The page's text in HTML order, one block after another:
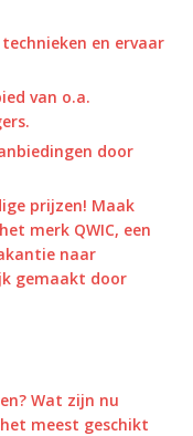
en ervaar
van o.a.
door
prijzen! Maak
merk QWIC, een
naar
gemaakt door
Wat zijn nu
meest geschikt